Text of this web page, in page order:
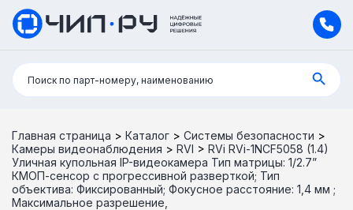
Поиск:
Поиск по парт-номеру, наименованию
Главная страница > Каталог > Системы безопасности >
Камеры видеонаблюдения > RVI > RVi RVi-1NCF5058 (1.4)
Уличная купольная IP-видеокамера Тип матрицы: 1/2.7”
КМОП-сенсор с прогрессивной разверткой; Тип
объектива: Фиксированный; Фокусное расстояние: 1,4 мм ;
Максимальное разрешение,